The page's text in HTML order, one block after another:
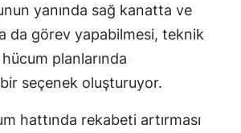
yanında sağ kanatta ve
da görev yapabilmesi, teknik
planlarında
seçenek oluşturuyor.
hattında rekabeti artırması